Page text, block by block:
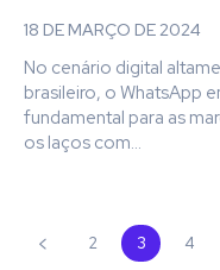
18 DE MARÇO DE 2024
No cenário digital
brasileiro, o WhatsApp
fundamental para as
os laços com...
2 3 4